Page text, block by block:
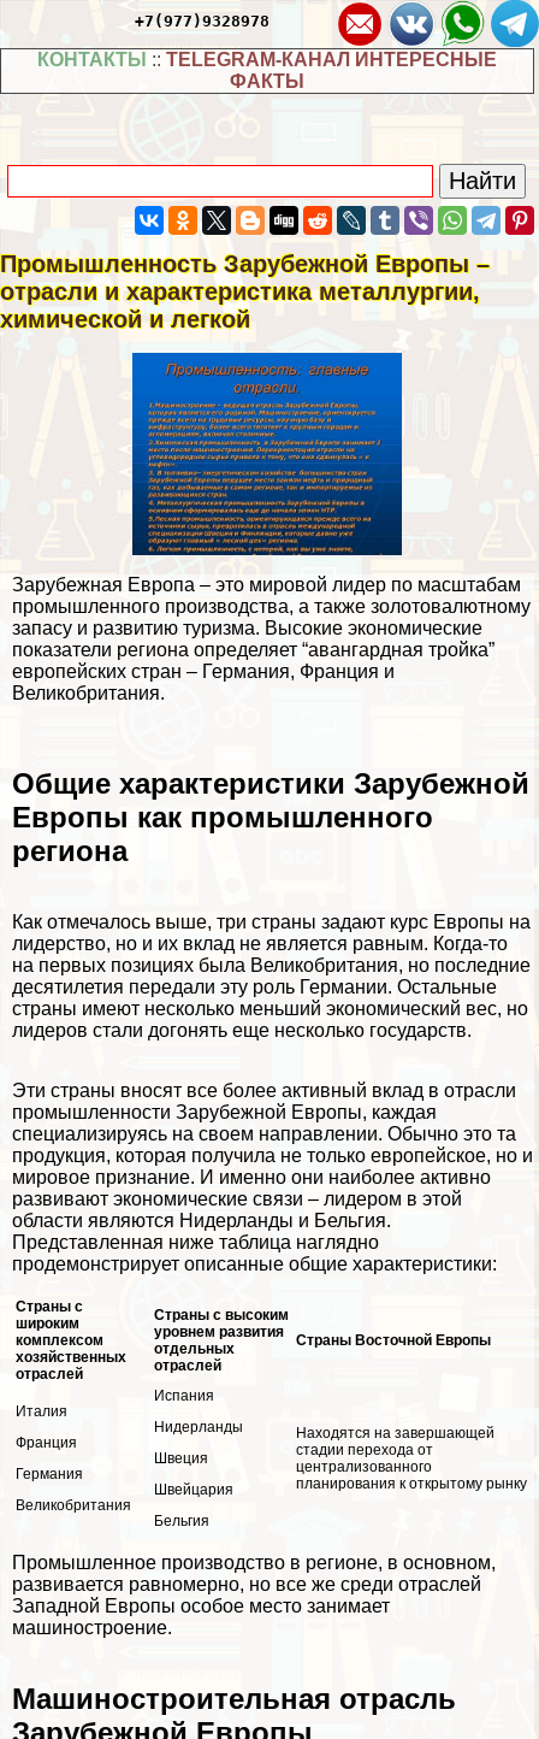
+7(977)9328978
КОНТАКТЫ :: TELEGRAM-КАНАЛ ИНТЕРЕСНЫЕ
ФАКТЫ
Промышленность Зарубежной Европы –
отрасли и хаpaктеристика металлургии,
химической и легкой
Зарубежная Европа – это мировой лидер по масштабам
промышленного производства, а также золотовалютному
запасу и развитию туризма. Высокие экономические
показатели региона определяет “авангардная тройка”
европейских стран – Германия, Франция и
Великобритания.
Общие хаpaктеристики Зарубежной
Европы как промышленного
региона
Как отмечалось выше, три страны задают курс Европы на
лидерство, но и их вклад не является равным. Когда-то
на первых позициях была Великобритания, но последние
десятилетия передали эту роль Германии. Остальные
страны имеют несколько меньший экономический вес, но
лидеров стали догонять еще несколько государств.
Эти страны вносят все более активный вклад в отрасли
промышленности Зарубежной Европы, каждая
специализируясь на своем направлении. Обычно это та
продукция, которая получила не только европейское, но и
мировое признание. И именно они наиболее активно
развивают экономические связи – лидером в этой
области являются Нидерланды и Бельгия.
Представленная ниже таблица наглядно
продемонстрирует описанные общие хаpaктеристики:
Страны с
широким
комплексом
хозяйственных
отраслей
Страны с высоким
уровнем развития
отдельных
отраслей
Страны Восточной Европы
Италия
Франция
Германия
Великобритания
Испания
Нидерланды
Швеция
Швейцария
Бельгия
Находятся на завершающей
стадии перехода от
централизованного
планирования к открытому рынку
Промышленное производство в регионе, в основном,
развивается равномерно, но все же среди отраслей
Западной Европы особое место занимает
машиностроение.
Машиностроительная отрасль